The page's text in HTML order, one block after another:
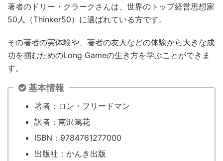
著者のドリー・クラークさんは、世界のトップ経営思想家
50人（Thinker50）に選ばれている方です。
その著者の実体験や、著者の友人などの体験から大きな成
功を掴むためのLong Gameの生き方を学ぶことができま
す。
基本情報
著者：ロン・フリードマン
訳者：南沢篤花
ISBN：9784761277000
出版社：かんき出版